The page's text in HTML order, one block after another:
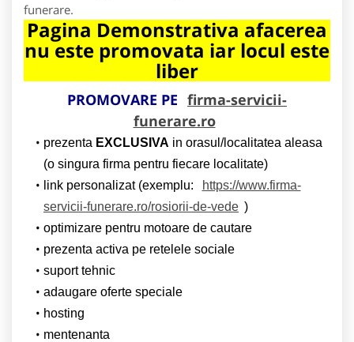
funerare.
Pagina Demonstrativa afacerea
nu este promovata iar locul este
liber
PROMOVARE PE firma-servicii-
funerare.ro
prezenta EXCLUSIVA in orasul/localitatea aleasa
(o singura firma pentru fiecare localitate)
link personalizat (exemplu:
https://www.firma-
servicii-funerare.ro/rosiorii-de-vede )
optimizare pentru motoare de cautare
prezenta activa pe retelele sociale
suport tehnic
adaugare oferte speciale
hosting
mentenanta